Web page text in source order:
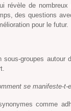
révèle de
des questions
pour le futur.
groupes autour
se manifeste-t-
comme